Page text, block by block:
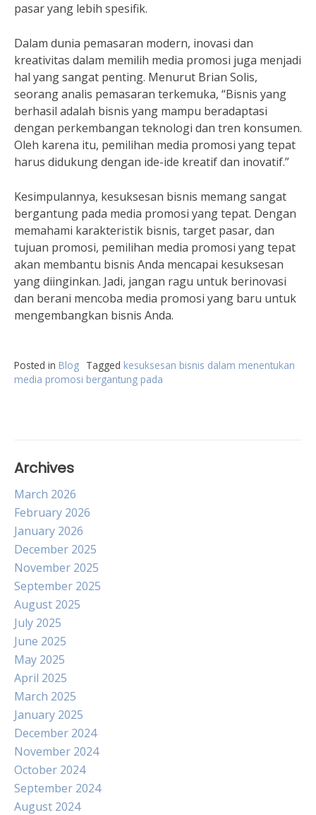
pasar yang lebih spesifik.
Dalam dunia pemasaran modern, inovasi dan
kreativitas dalam memilih media promosi juga menjadi
hal yang sangat penting. Menurut Brian Solis,
seorang analis pemasaran terkemuka, “Bisnis yang
berhasil adalah bisnis yang mampu beradaptasi
dengan perkembangan teknologi dan tren konsumen.
Oleh karena itu, pemilihan media promosi yang tepat
harus didukung dengan ide-ide kreatif dan inovatif.”
Kesimpulannya, kesuksesan bisnis memang sangat
bergantung pada media promosi yang tepat. Dengan
memahami karakteristik bisnis, target pasar, dan
tujuan promosi, pemilihan media promosi yang tepat
akan membantu bisnis Anda mencapai kesuksesan
yang diinginkan. Jadi, jangan ragu untuk berinovasi
dan berani mencoba media promosi yang baru untuk
mengembangkan bisnis Anda.
Posted in Blog Tagged kesuksesan bisnis dalam menentukan
media promosi bergantung pada
Archives
March 2026
February 2026
January 2026
December 2025
November 2025
September 2025
August 2025
July 2025
June 2025
May 2025
April 2025
March 2025
January 2025
December 2024
November 2024
October 2024
September 2024
August 2024